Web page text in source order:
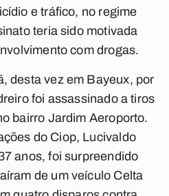
e tráfico, no regime
teria sido motivada
com drogas.
desta vez em Bayeux, por
foi assassinado a tiros
bairro Jardim Aeroporto.
do Ciop, Lucivaldo
anos, foi surpreendido
de um veículo Celta